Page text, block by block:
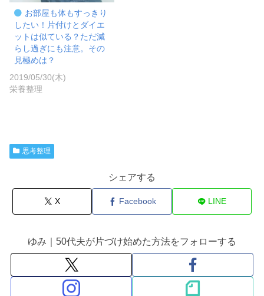
お部屋も体もすっきり
したい！片付けとダイエ
ットは似ている？ただ減
らし過ぎにも注意。その
見極めは？
2019/05/30(木)
栄養整理
思考整理
シェアする
X Facebook LINE
ゆみ｜50代夫が片づけ始めた方法をフォローする